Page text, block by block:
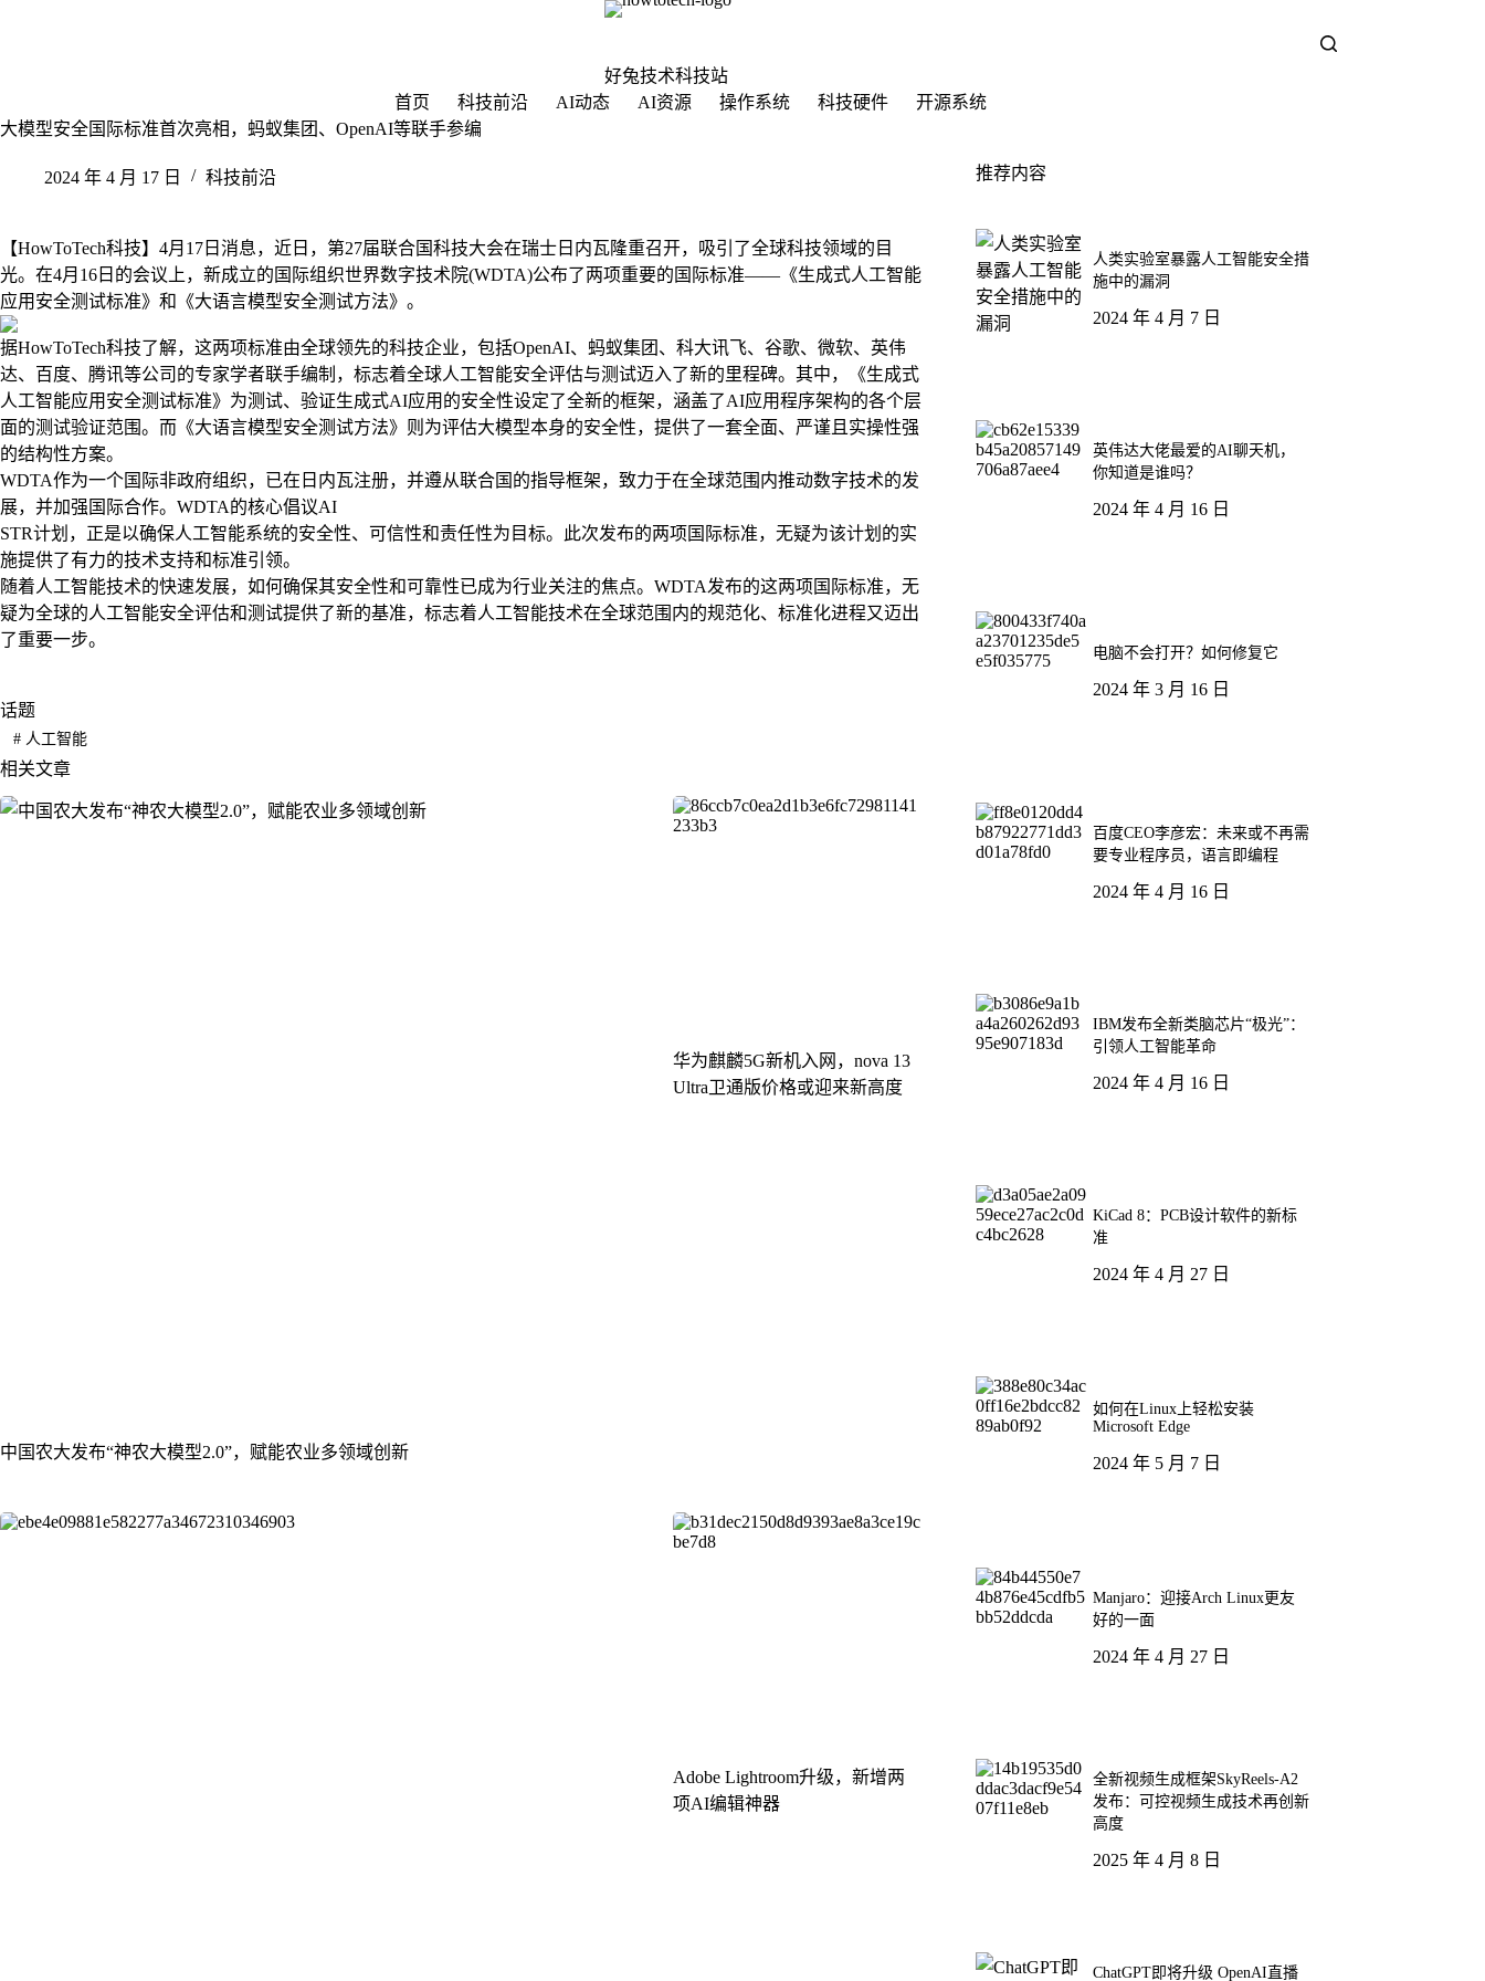
好兔技术科技站
首页
科技前沿 AI动态 AI资源 操作系统 科技硬件
开源系统
大模型安全国际标准首次亮相，蚂蚁集团、OpenAI等联手参编
2024 年 4 月 17 日 科技前沿
【HowToTech科技】4月17日消息，近日，第27届联合国科技大会在瑞士日内瓦隆重召开，吸引了全球科技领域的目
光。在4月16日的会议上，新成立的国际组织世界数字技术院(WDTA)公布了两项重要的国际标准——《生成式人工智能
应用安全测试标准》和《大语言模型安全测试方法》。
据HowToTech科技了解，这两项标准由全球领先的科技企业，包括OpenAI、蚂蚁集团、科大讯飞、谷歌、微软、英伟
达、百度、腾讯等公司的专家学者联手编制，标志着全球人工智能安全评估与测试迈入了新的里程碑。其中，《生成式
人工智能应用安全测试标准》为测试、验证生成式AI应用的安全性设定了全新的框架，涵盖了AI应用程序架构的各个层
面的测试验证范围。而《大语言模型安全测试方法》则为评估大模型本身的安全性，提供了一套全面、严谨且实操性强
的结构性方案。
WDTA作为一个国际非政府组织，已在日内瓦注册，并遵从联合国的指导框架，致力于在全球范围内推动数字技术的发
展，并加强国际合作。WDTA的核心倡议AI
STR计划，正是以确保人工智能系统的安全性、可信性和责任性为目标。此次发布的两项国际标准，无疑为该计划的实
施提供了有力的技术支持和标准引领。
随着人工智能技术的快速发展，如何确保其安全性和可靠性已成为行业关注的焦点。WDTA发布的这两项国际标准，无
疑为全球的人工智能安全评估和测试提供了新的基准，标志着人工智能技术在全球范围内的规范化、标准化进程又迈出
了重要一步。
话题
#人工智能
相关文章
中国农大发布“神农大模型2.0”，赋能农业多领域创新
华为麒麟5G新机入网，nova 13
Ultra卫通版价格或迎来新高度
Adobe Lightroom升级，新增两
项AI编辑神器
推荐内容
人类实验室暴露人工智能安全措
施中的漏洞
2024 年 4 月 7 日
英伟达大佬最爱的AI聊天机，
你知道是谁吗？
2024 年 4 月 16 日
电脑不会打开？如何修复它
2024 年 3 月 16 日
百度CEO李彦宏：未来或不再需
要专业程序员，语言即编程
2024 年 4 月 16 日
IBM发布全新类脑芯片“极光”：
引领人工智能革命
2024 年 4 月 16 日
KiCad 8：PCB设计软件的新标
准
2024 年 4 月 27 日
如何在Linux上轻松安装
Microsoft Edge
2024 年 5 月 7 日
Manjaro：迎接Arch Linux更友
好的一面
2024 年 4 月 27 日
全新视频生成框架SkyReels-A2
发布：可控视频生成技术再创新
高度
2025 年 4 月 8 日
ChatGPT即将升级 OpenAI直播